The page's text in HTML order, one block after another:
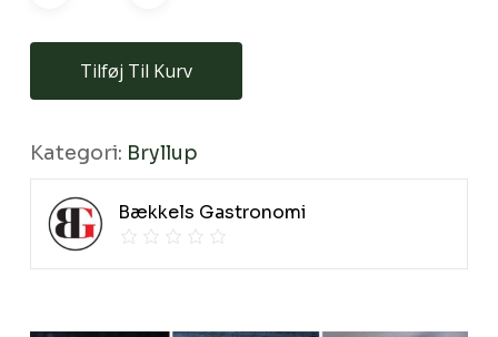
Tilføj Til Kurv
Kategori: Bryllup
Bækkels Gastronomi